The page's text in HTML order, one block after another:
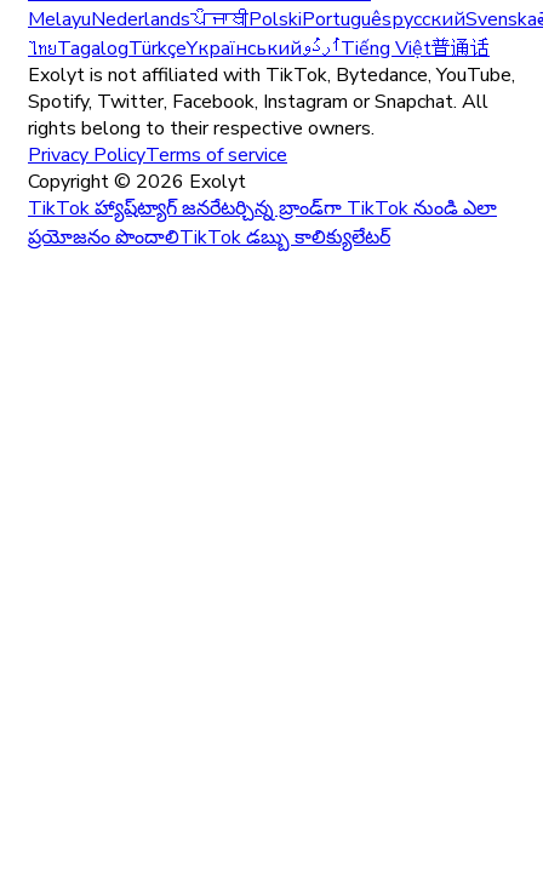
MelayuNederlandsਪੰਜਾਬੀPolskiPortuguêsрусскийSvenska
ไทยTagalogTürkçeYкраїнськийاُردُوTiếng Việt普通话
Exolyt is not affiliated with TikTok, Bytedance, YouTube,
Spotify, Twitter, Facebook, Instagram or Snapchat. All
rights belong to their respective owners.
Privacy PolicyTerms of service
Copyright © 2026 Exolyt
TikTok హ్యాష్‌ట్యాగ్ జనరేటర్చిన్న బ్రాండ్‌గా TikTok నుండి ఎలా
ప్రయోజనం పొందాలిTikTok డబ్బు కాలిక్యులేటర్